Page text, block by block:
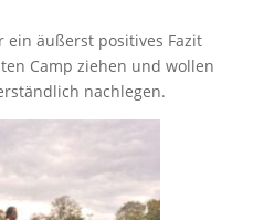
ein äußerst positives Fazit
Camp ziehen und wollen
nachlegen.